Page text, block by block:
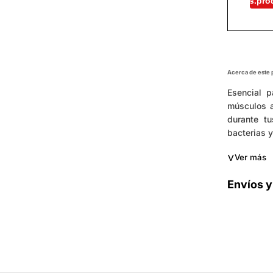
Acerca de este
Esencial
músculos
durante
bacterias
˅Ver más
Envíos